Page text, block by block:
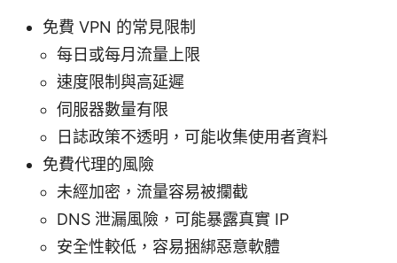
免費 VPN 的常見限制
每日或每月流量上限
速度限制與高延遲
伺服器數量有限
日誌政策不透明，可能收集使用者資料
免費代理的風險
未經加密，流量容易被攔截
DNS 泄漏風險，可能暴露真實 IP
安全性較低，容易捆綁惡意軟體